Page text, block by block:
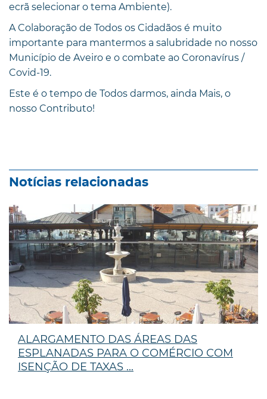
ecrã selecionar o tema Ambiente).
A Colaboração de Todos os Cidadãos é muito
importante para mantermos a salubridade no nosso
Município de Aveiro e o combate ao Coronavírus /
Covid-19.
Este é o tempo de Todos darmos, ainda Mais, o
nosso Contributo!
Notícias relacionadas
ALARGAMENTO DAS ÁREAS DAS
ESPLANADAS PARA O COMÉRCIO COM
ISENÇÃO DE TAXAS ...